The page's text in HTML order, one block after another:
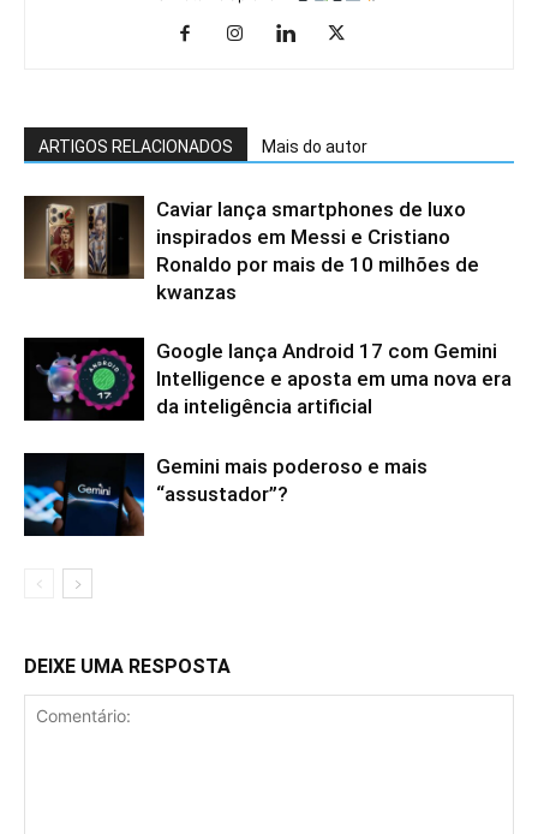
ARTIGOS RELACIONADOS Mais do autor
Caviar lança smartphones de luxo
inspirados em Messi e Cristiano
Ronaldo por mais de 10 milhões de
kwanzas
Google lança Android 17 com Gemini
Intelligence e aposta em uma nova era
da inteligência artificial
Gemini mais poderoso e mais
“assustador”?
DEIXE UMA RESPOSTA